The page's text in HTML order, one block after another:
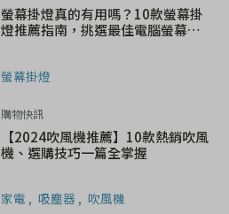
螢幕掛燈真的有用嗎？10款螢幕掛
燈推薦指南，挑選最佳電腦螢幕掛
螢幕掛燈
購物快訊
【2024吹風機推薦】10款熱銷吹風
機、選購技巧一篇全掌握
家電 吸塵器 吹風機